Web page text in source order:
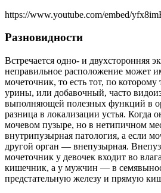
https://www.youtube.com/embed/
Разновидности
Встречается одно- и двухсторонняя
неправильное расположение может
мочеточник, то есть тот, по которому
урины, или добавочный, часто
выполняющей полезных функций в
разница в локализации устья. Когда
мочевом пузыре, но в нетипичном
внутрипузырная патология, а если
другой орган — внепузырная.
мочеточник у девочек входит во
кишечник, а у мужчин — в
предстательную железу и прямую